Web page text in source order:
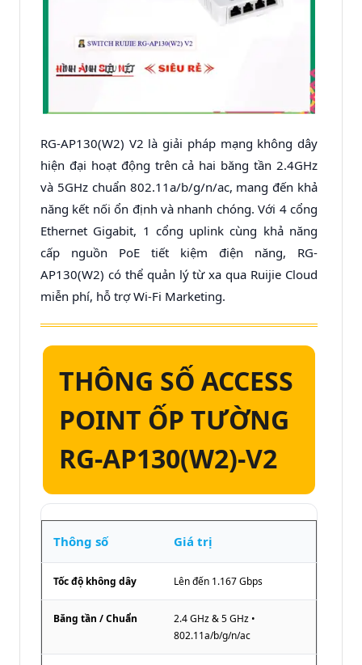
RG-AP130(W2) V2 là giải pháp mạng không dây
hiện đại hoạt động trên cả hai băng tần 2.4GHz
và 5GHz chuẩn 802.11a/b/g/n/ac, mang đến khả
năng kết nối ổn định và nhanh chóng. Với 4 cổng
Ethernet Gigabit, 1 cổng uplink cùng khả năng
cấp nguồn PoE tiết kiệm điện năng, RG-
AP130(W2) có thể quản lý từ xa qua Ruijie Cloud
miễn phí, hỗ trợ Wi-Fi Marketing.
THÔNG SỐ ACCESS
POINT ỐP TƯỜNG
RG-AP130(W2)-V2
Thông số Giá trị
Tốc độ không dây Lên đến 1.167 Gbps
Băng tần / Chuẩn
2.4 GHz & 5 GHz •
802.11a/b/g/n/ac